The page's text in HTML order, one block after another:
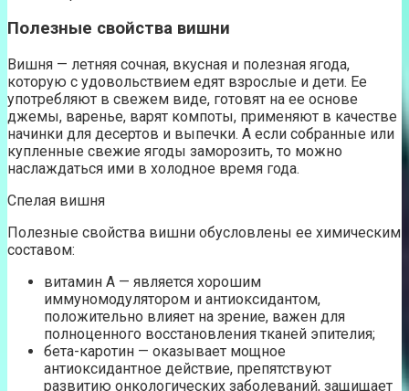
Полезные свойства вишни
Вишня — летняя сочная, вкусная и полезная ягода,
которую с удовольствием едят взрослые и дети. Ее
употребляют в свежем виде, готовят на ее основе
джемы, варенье, варят компоты, применяют в качестве
начинки для десертов и выпечки. А если собранные или
купленные свежие ягоды заморозить, то можно
наслаждаться ими в холодное время года.
Спелая вишня
Полезные свойства вишни обусловлены ее химическим
составом:
витамин А — является хорошим
иммуномодулятором и антиоксидантом,
положительно влияет на зрение, важен для
полноценного восстановления тканей эпителия;
бета-каротин — оказывает мощное
антиоксидантное действие, препятствуют
развитию онкологических заболеваний, защищает